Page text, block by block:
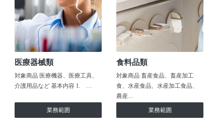
医療器械類
対象商品 医療機器、医療工具、
介護用品など 基本内容 1. …
業務範囲
食料品類
対象商品 畜産食品、畜産加工
食、水産食品、水産加工食品、
農産…
業務範囲